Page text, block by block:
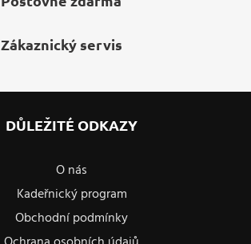
Zákaznický servis
DŮLEŽITÉ ODKAZY
O nás
Kadeřnický program
Obchodní podmínky